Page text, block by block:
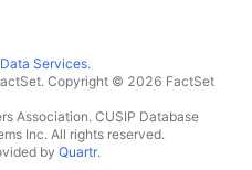
Data Services.
Copyright © 2026 FactSet
Association. CUSIP Database
Inc. All rights reserved.
by Quartr.